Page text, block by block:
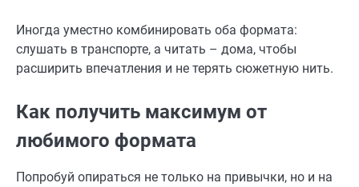
Иногда уместно комбинировать оба формата:
слушать в транспорте, а читать – дома, чтобы
расширить впечатления и не терять сюжетную нить.
Как получить максимум от
любимого формата
Попробуй опираться не только на привычки, но и на